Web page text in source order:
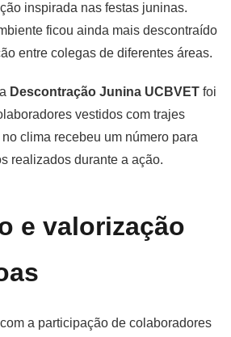
inspirada nas festas juninas.
ficou ainda mais descontraído
entre colegas de diferentes áreas.
Descontração Junina UCBVET foi
vestidos com trajes
clima recebeu um número para
realizados durante a ação.
e valorização
a participação de colaboradores